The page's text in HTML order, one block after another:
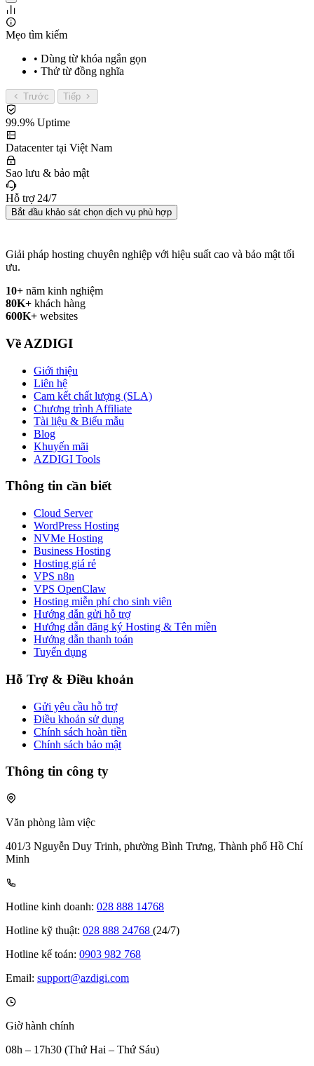
Mẹo tìm kiếm
• Dùng từ khóa ngắn gọn
• Thử từ đồng nghĩa
Trước Tiếp
99.9% Uptime
Datacenter tại Việt Nam
Sao lưu & bảo mật
Hỗ trợ 24/7
Bắt đầu khảo sát chọn dịch vụ phù hợp
Giải pháp hosting chuyên nghiệp với hiệu suất cao và bảo mật tối
ưu.
10+ năm kinh nghiệm
80K+ khách hàng
600K+ websites
Về AZDIGI
Giới thiệu
Liên hệ
Cam kết chất lượng (SLA)
Chương trình Affiliate
Tài liệu & Biểu mẫu
Blog
Khuyến mãi
AZDIGI Tools
Thông tin cần biết
Cloud Server
WordPress Hosting
NVMe Hosting
Business Hosting
Hosting giá rẻ
VPS n8n
VPS OpenClaw
Hosting miễn phí cho sinh viên
Hướng dẫn gửi hỗ trợ
Hướng dẫn đăng ký Hosting & Tên miền
Hướng dẫn thanh toán
Tuyển dụng
Hỗ Trợ & Điều khoản
Gửi yêu cầu hỗ trợ
Điều khoản sử dụng
Chính sách hoàn tiền
Chính sách bảo mật
Thông tin công ty
Văn phòng làm việc
401/3 Nguyễn Duy Trinh, phường Bình Trưng, Thành phố Hồ Chí
Minh
Hotline kinh doanh: 028 888 14768
Hotline kỹ thuật: 028 888 24768 (24/7)
Hotline kế toán: 0903 982 768
Email: support@azdigi.com
Giờ hành chính
08h – 17h30 (Thứ Hai – Thứ Sáu)